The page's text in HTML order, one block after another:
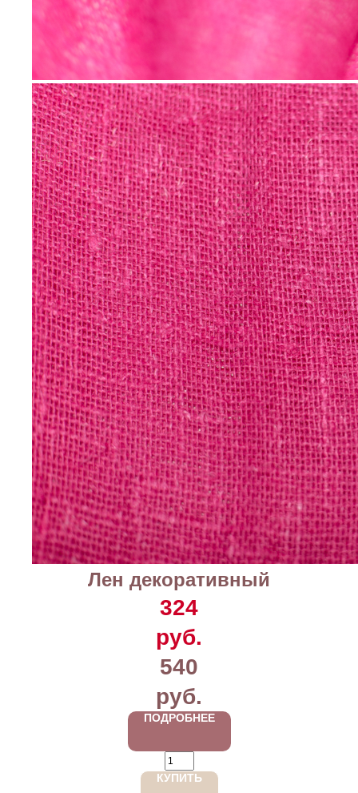
Лен декоративный
324
руб.
540
руб.
ПОДРОБНЕЕ
КУПИТЬ